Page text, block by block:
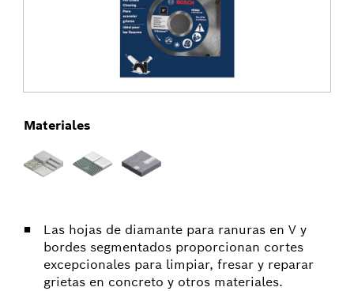
Las hojas de diamante para ranuras en V y
bordes segmentados proporcionan cortes
excepcionales para limpiar, fresar y reparar
grietas en concreto y otros materiales.
Materiales